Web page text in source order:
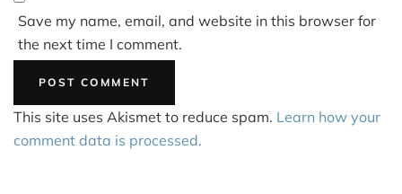
Save my name, email, and website in this browser for
the next time I comment.
This site uses Akismet to reduce spam. Learn how your
comment data is processed.